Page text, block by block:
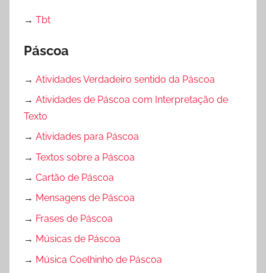
→ Tbt
Páscoa
→ Atividades Verdadeiro sentido da Páscoa
→ Atividades de Páscoa com Interpretação de
Texto
→ Atividades para Páscoa
→ Textos sobre a Páscoa
→ Cartão de Páscoa
→ Mensagens de Páscoa
→ Frases de Páscoa
→ Músicas de Páscoa
→ Música Coelhinho de Páscoa